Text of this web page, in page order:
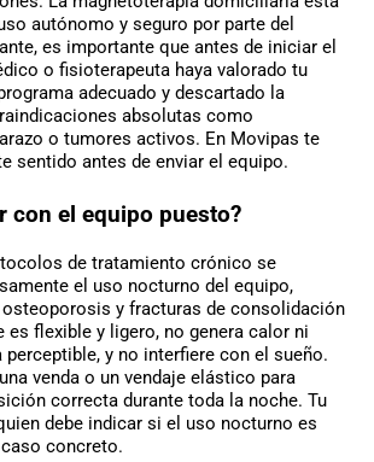
autónomo y seguro por parte del
es importante que antes de iniciar el
o fisioterapeuta haya valorado tu
adecuado y descartado la
absolutas como
o tumores activos. En Movipas te
sentido antes de enviar el equipo.
con el equipo puesto?
de tratamiento crónico se
el uso nocturno del equipo,
y fracturas de consolidación
es flexible y ligero, no genera calor ni
y no interfiere con el sueño.
venda o un vendaje elástico para
correcta durante toda la noche. Tu
debe indicar si el uso nocturno es
concreto.